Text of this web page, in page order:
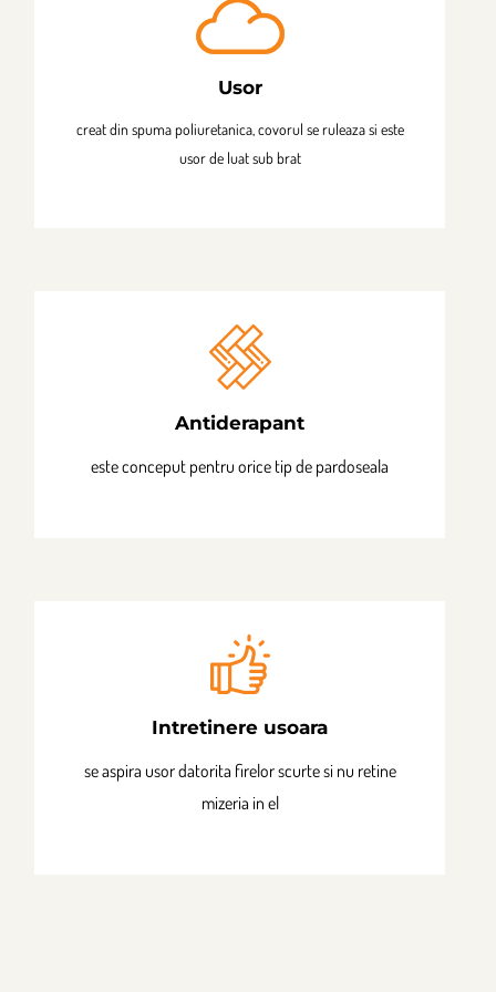
Usor
creat din spuma poliuretanica, covorul se ruleaza si este
usor de luat sub brat
Antiderapant
este conceput pentru orice tip de pardoseala
Intretinere usoara
se aspira usor datorita firelor scurte si nu retine
mizeria in el